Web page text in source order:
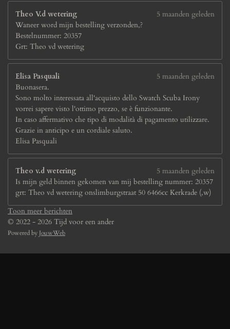
Theo V.d wetering
5 maanden geleden
Waneer word mijn bestelling verzonden,?
Bestelnummer: 20357
Grt: Theo vd wetering
Elisa Pasquali
5 maanden geleden
Buonasera.
Sono molto interessata all'acquisto dello Swatch Scuba Irony
vorrei sapere visto l'ottimo prezzo, se è funzionante.
In caso affermativo che tipo di modalità di pagamento utilizzare.
Grazie in anticipo e un cordiale saluto.
Elisa Pasquali
Theo v.d wetering
5 maanden geleden
Is mijn geld binnen gekomen van mij bestelling nummer: 20357
grt: Theo vd wetering onslimburgstraat 50 6466cc Kerkrade (,w)
Toon meer berichten
© 2022 - 2026 Tijd voor een ander
Powered by JouwWeb